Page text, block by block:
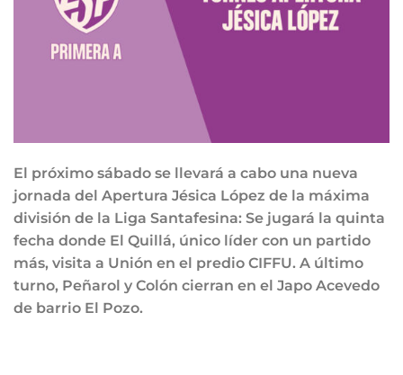
El próximo sábado se llevará a cabo una nueva
jornada del Apertura Jésica López de la máxima
división de la Liga Santafesina: Se jugará la quinta
fecha donde El Quillá, único líder con un partido
más, visita a Unión en el predio CIFFU. A último
turno, Peñarol y Colón cierran en el Japo Acevedo
de barrio El Pozo.